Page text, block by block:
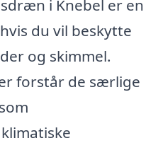
i Knebel er en
du vil beskytte
og skimmel.
forstår de særlige